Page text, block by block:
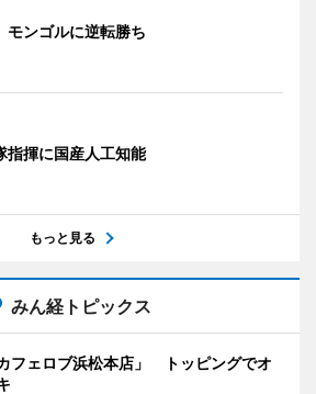
モンゴルに逆転勝ち
指揮に国産人工知能
もっと見る
みん経トピックス
フェロブ浜松本店」 トッピングでオ